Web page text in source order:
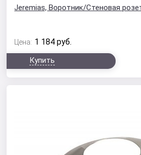
Jeremias, Воротник/Стеновая
Цена: 1 184 руб.
Купить